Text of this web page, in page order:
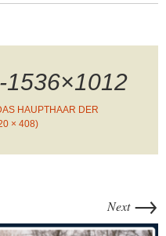
1536×1012
HAUPTHAAR DER
× 408)
Next →